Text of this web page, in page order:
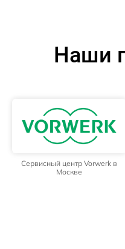
Наши
Сервисный центр Vorwerk в
Москве